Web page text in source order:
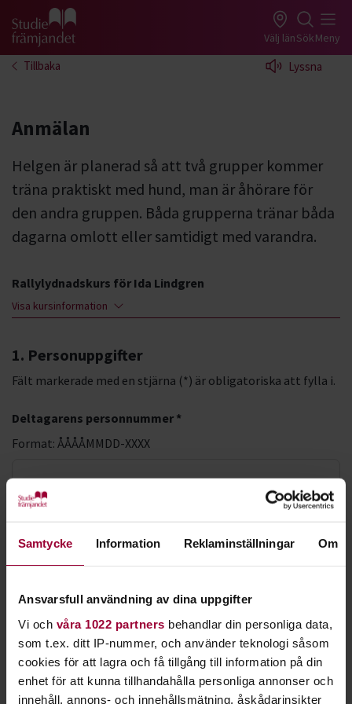
Samtycke Information Reklaminställningar Om
Ansvarsfull användning av dina uppgifter
Vi och våra 1022 partners behandlar din personliga data,
som t.ex. ditt IP-nummer, och använder teknologi såsom
cookies för att lagra och få tillgång till information på din
enhet för att kunna tillhandahålla personliga annonser och
innehåll, annons- och innehållsmätning, åskådarinsikter
Gå till studiefrämjandets startsida Välj länSökMeny
Tillbaka Lyssna
Anmälan
Helgen är planerad så att två grupper kommer
träna praktiskt med hund, man är åhörare för
den andra gruppen. Båda grupperna tränar båda
dagarna omlott eller samtidigt med varandra.
Rallylydnadskurs för Ida Lindgren
Visa kursinformation
1. Personuppgifter
Fält markerade med en stjärna (*) är obligatoriska att fylla i.
Deltagarens personnummer *
Format: ÅÅÅÅMMDD-XXXX
Förnamn *
Efternamn *
E-postadress *